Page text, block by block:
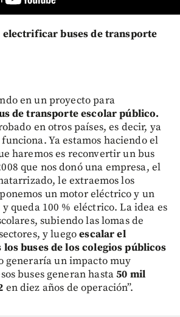
electrificar buses de transporte
en un proyecto para
de transporte escolar público.
en otros países, es decir, ya
Ya estamos haciendo el
haremos es reconvertir un bus
que nos donó una empresa, el
le extraemos los
un motor eléctrico y un
queda 100 % eléctrico. La idea es
subiendo las lomas de
y luegoescalar el
buses de los colegios públicos
generaría un impacto muy
buses generan hasta50 mil
en diez años de operación”.